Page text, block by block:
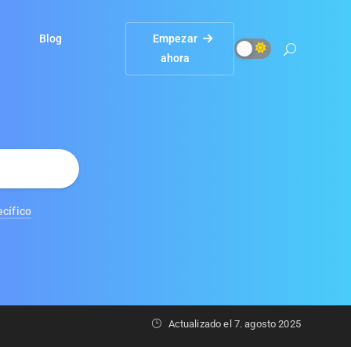
Blog
Empezar
ahora
Actualizado el 7. agosto 2025